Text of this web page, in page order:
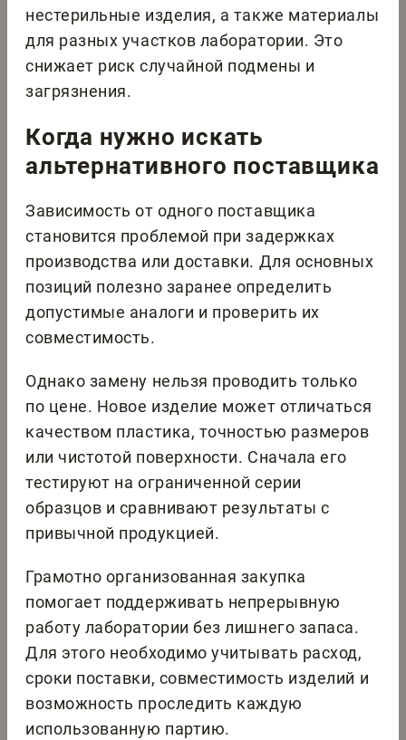
нестерильные изделия, а также материалы
для разных участков лаборатории. Это
снижает риск случайной подмены и
загрязнения.
Когда нужно искать
альтернативного поставщика
Зависимость от одного поставщика
становится проблемой при задержках
производства или доставки. Для основных
позиций полезно заранее определить
допустимые аналоги и проверить их
совместимость.
Однако замену нельзя проводить только
по цене. Новое изделие может отличаться
качеством пластика, точностью размеров
или чистотой поверхности. Сначала его
тестируют на ограниченной серии
образцов и сравнивают результаты с
привычной продукцией.
Грамотно организованная закупка
помогает поддерживать непрерывную
работу лаборатории без лишнего запаса.
Для этого необходимо учитывать расход,
сроки поставки, совместимость изделий и
возможность проследить каждую
использованную партию.